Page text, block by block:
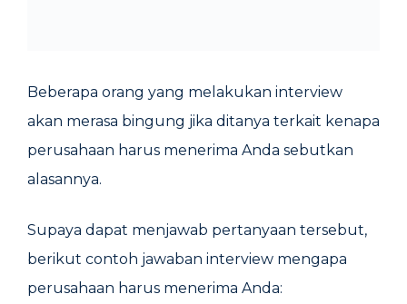
Beberapa orang yang melakukan interview
akan merasa bingung jika ditanya terkait kenapa
perusahaan harus menerima Anda sebutkan
alasannya.
Supaya dapat menjawab pertanyaan tersebut,
berikut contoh jawaban interview mengapa
perusahaan harus menerima Anda: